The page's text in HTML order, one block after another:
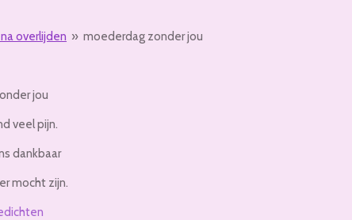
overlijden » moederdag zonder jou
jou
veel pijn.
dankbaar
mocht zijn.